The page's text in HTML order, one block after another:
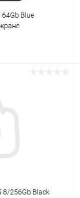
64Gb Blue
8/256Gb Black